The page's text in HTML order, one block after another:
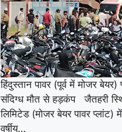
हिंदुस्तान पावर (पूर्व में मोजर
संदिग्ध मौत से हड़कंप जैतहरी
लिमिटेड (मोजर बेयर पावर
वर्षीय…